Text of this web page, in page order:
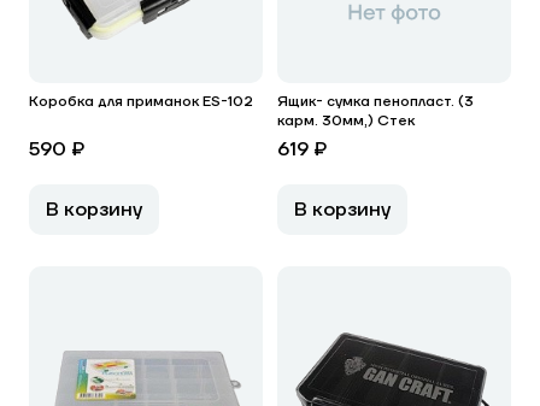
Коробка для приманок ES-102
590 ₽
В корзину
Ящик- сумка пенопласт. (3
карм. 30мм,) Стек
619 ₽
В корзину